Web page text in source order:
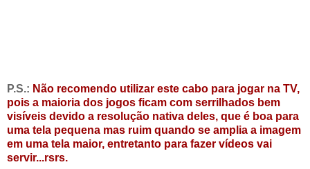
P.S.: Não recomendo utilizar este cabo para jogar na TV,
pois a maioria dos jogos ficam com serrilhados bem
visíveis devido a resolução nativa deles, que é boa para
uma tela pequena mas ruim quando se amplia a imagem
em uma tela maior, entretanto para fazer vídeos vai
servir...rsrs.